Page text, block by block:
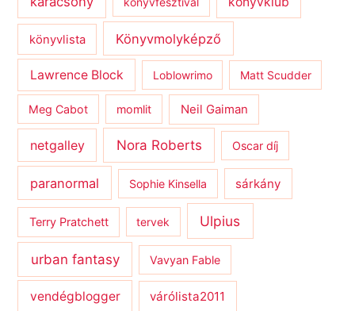
könyvlista Könyvmolyképző
Lawrence Block Loblowrimo Matt Scudder
Meg Cabot momlit Neil Gaiman
netgalley Nora Roberts Oscar díj
paranormal Sophie Kinsella sárkány
Terry Pratchett tervek Ulpius
urban fantasy Vavyan Fable
vendégblogger várólista2011